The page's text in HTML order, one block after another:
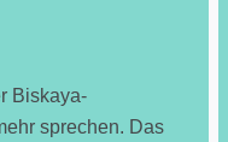
Biskaya-
sprechen. Das